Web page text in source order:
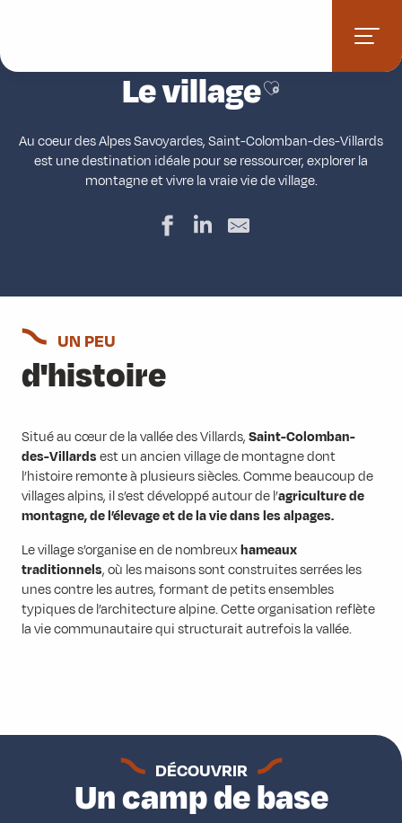
contenu
principal
Le villageAjouter aux
Au coeur des Alpes Savoyardes, Saint-Colomban-des-Villards
est une destination idéale pour se ressourcer, explorer la
montagne et vivre la vraie vie de village.
UN PEU
d'histoire
Situé au cœur de la vallée des Villards,Saint-Colomban-
des-Villardsest un ancien village de montagne dont
l’histoire remonte à plusieurs siècles. Comme beaucoup de
villages alpins, il s’est développé autour de l’agriculture de
montagne, de l’élevage et de la vie dans les alpages.
Le village s’organise en de nombreuxhameaux
traditionnels, où les maisons sont construites serrées les
unes contre les autres, formant de petits ensembles
typiques de l’architecture alpine. Cette organisation reflète
la vie communautaire qui structurait autrefois la vallée.
DÉCOUVRIR
Un camp de base